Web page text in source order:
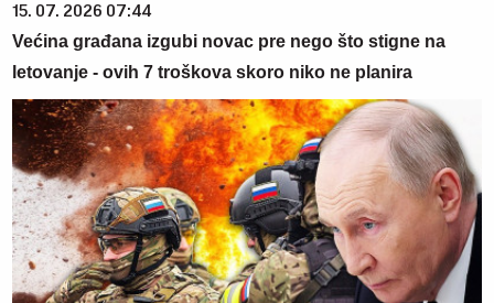
15. 07. 2026 07:44
Većina građana izgubi novac pre nego što stigne na
letovanje - ovih 7 troškova skoro niko ne planira